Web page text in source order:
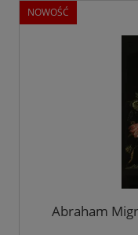
Abraham
NOWOŚĆ